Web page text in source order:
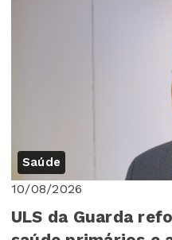
Saúde
10/08/2026
ULS da Guarda